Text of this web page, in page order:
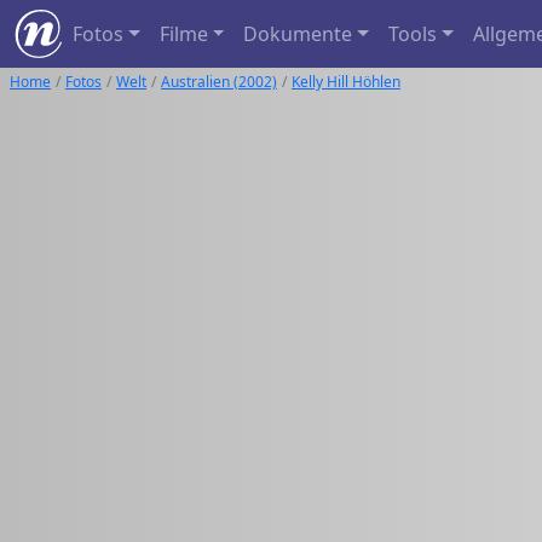
Fotos Filme Dokumente Tools
Home Fotos Welt Australien (2002) Kelly Hill Höhlen